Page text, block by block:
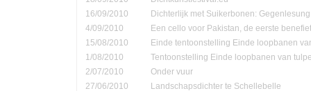
16/09/2010
Dichterlijk met Suikerbonen:
4/09/2010
Een cello voor Pakistan, de eerste
15/08/2010
Einde tentoonstelling Einde loopbanen
1/08/2010
Tentoonstelling Einde loopbanen van
2/07/2010
Onder vuur
27/06/2010
Landschapsdichter te Schellebelle